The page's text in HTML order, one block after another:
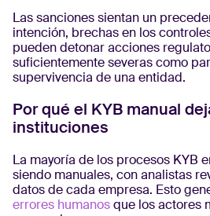
Las sanciones sientan un
intención, brechas en los
pueden detonar acciones
suficientemente severas como
supervivencia de una entidad.
Por qué el KYB manual
instituciones
La mayoría de los procesos KYB
siendo manuales, con analistas
datos de cada empresa. Esto
errores humanosque los actores